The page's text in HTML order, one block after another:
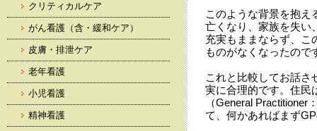
このような背景を抱え
亡くなり、家族を失い
充実もままならず、こ
ものがなくなったので
これと比較してお話さ
実に合理的です。住民
（General
て、何かあればまず
クリティカルケア
がん看護（含・緩和ケア）
皮膚・排泄ケア
老年看護
小児看護
精神看護